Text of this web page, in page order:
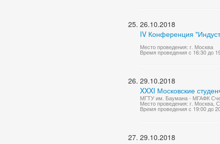
26.10.2018
IV Конференция
Место проведения: г. Москва
Время проведения с 16:30 до
29.10.2018
XXXI Московские
МГТУ им. Баумана - МГАФК
Место проведения: г.
Время проведения с 19:00 до
29.10.2018